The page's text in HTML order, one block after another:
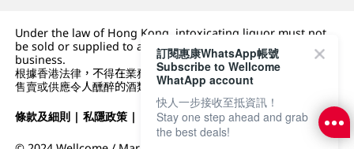
Under the law of Hong Kong, intoxicating liquor must not
be sold or supplied to a minor (under 18) in the course of
business.
根據香港法律，不得在業務過程中，向未成年人 (18 歲以下人士)
售賣或供應令人醺醉的酒類。
條款及細則 |私隱政策 | DFI零售集團
訂閱惠康WhatsApp帳號
Subscribe to Wellcome
WhatApp account
快人一步接收至抵資訊！
Stay one step ahead and grab
the best deals!